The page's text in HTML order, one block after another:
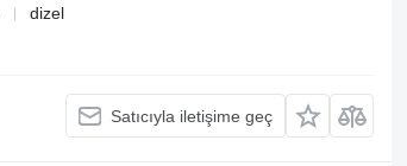
dizel
Satıcıyla iletişime geç